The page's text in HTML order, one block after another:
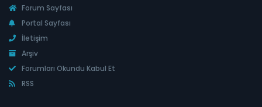
Forum Sayfası
Portal Sayfası
İletişim
Arşiv
Forumları Okundu Kabul Et
RSS